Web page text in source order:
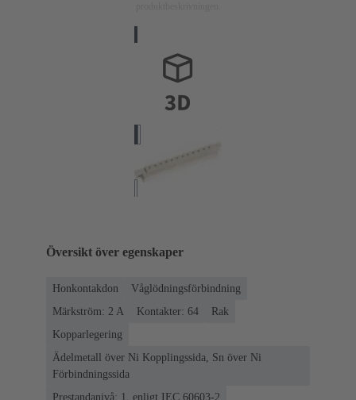
Översikt över egenskaper
Honkontakdon
Våglödningsförbindning
Märkström: ‌2 A
Kontakter: 64
Rak
Kopparlegering
Ädelmetall över Ni Kopplingssida, Sn över Ni
Förbindningssida
Prestandanivå: 1, enligt IEC 60603-2